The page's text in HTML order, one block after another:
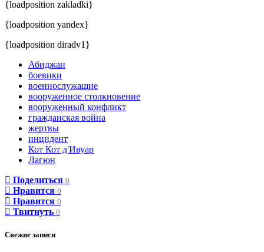
{loadposition zakladki}
{loadposition yandex}
{loadposition diradv1}
Абиджан
боевики
военнослужащие
вооруженное столкновение
вооруженный конфликт
гражданская война
жертвы
инцидент
Кот Кот д'Ивуар
Лагюн
Поделиться 0
Нравится 0
Нравится 0
Твитнуть 0
Свежие записи